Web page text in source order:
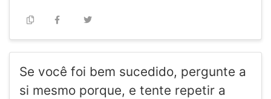
Se você foi bem sucedido, pergunte a
si mesmo porque, e tente repetir a